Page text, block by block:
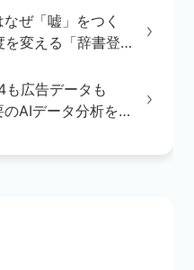
ぜ「嘘」をつく
変える「辞書登
も広告データも
のAIデータ分析を